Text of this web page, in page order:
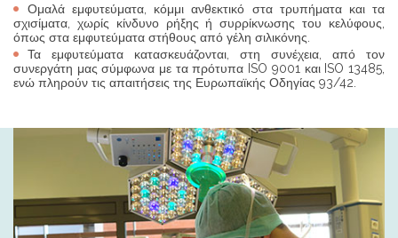
Ομαλά εμφυτεύματα, κόμμι ανθεκτικό στα τρυπήματα και τα
σχισίματα, χωρίς κίνδυνο ρήξης ή συρρίκνωσης του κελύφους,
όπως στα εμφυτεύματα στήθους από γέλη σιλικόνης.
Τα εμφυτεύματα κατασκευάζονται, στη συνέχεια, από τον
συνεργάτη μας σύμφωνα με τα πρότυπα ISO 9001 και ISO 13485,
ενώ πληρούν τις απαιτήσεις της Ευρωπαϊκής Οδηγίας 93/42.